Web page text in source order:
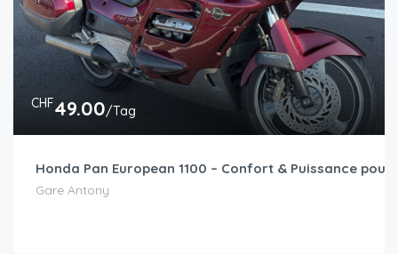
CHF49.00/Tag
Honda Pan European 1100 – Confort & Puissance
Gare Antony